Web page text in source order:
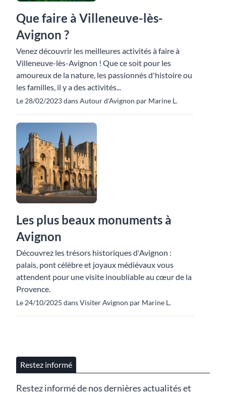
Que faire à Villeneuve-lès-
Avignon ?
Venez découvrir les meilleures activités à faire à
Villeneuve-lès-Avignon ! Que ce soit pour les
amoureux de la nature, les passionnés d'histoire ou
les familles, il y a des activités...
Le 28/02/2023 dans Autour d'Avignon par Marine L.
Les plus beaux monuments à
Avignon
Découvrez les trésors historiques d'Avignon :
palais, pont célèbre et joyaux médiévaux vous
attendent pour une visite inoubliable au cœur de la
Provence.
Le 24/10/2025 dans Visiter Avignon par Marine L.
Restez informé
Restez informé de nos dernières actualités et